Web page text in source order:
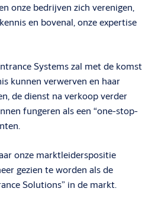
onze bedrijven zich verenigen,
en bovenal, onze expertise
Systems zal met de komst
kunnen verwerven en haar
de dienst na verkoop verder
fungeren als een “one-stop-
onze marktleiderspositie
gezien te worden als de
Solutions” in de markt.